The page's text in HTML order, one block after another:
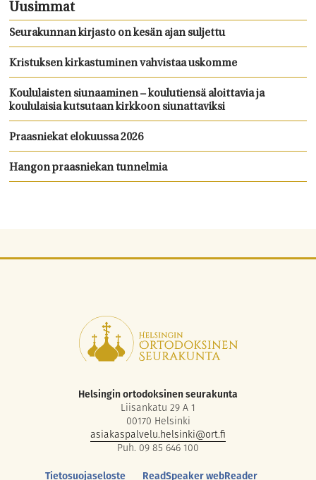
Uusimmat
Seurakunnan kirjasto on kesän ajan suljettu
Kristuksen kirkastuminen vahvistaa uskomme
Koululaisten siunaaminen – koulutiensä aloittavia ja
koululaisia kutsutaan kirkkoon siunattaviksi
Praasniekat elokuussa 2026
Hangon praasniekan tunnelmia
Helsingin ortodoksinen seurakunta
Liisankatu 29 A 1
00170 Helsinki
asiakaspalvelu.helsinki@ort.fi
Puh. 09 85 646 100
Tietosuojaseloste
ReadSpeaker webReader